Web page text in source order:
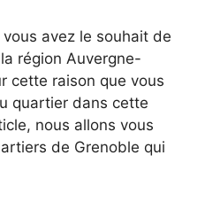
avez le souhait de
région Auvergne-
cette raison que vous
quartier dans cette
nous allons vous
de Grenoble qui